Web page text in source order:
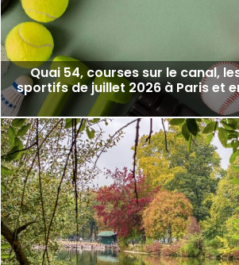
Quai 54, courses sur le canal,
sportifs de juillet 2026 à Paris et